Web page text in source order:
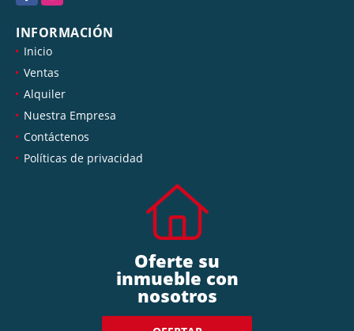
INFORMACIÓN
Inicio
Ventas
Alquiler
Nuestra Empresa
Contáctenos
Políticas de privacidad
Oferte su
inmueble con
nosotros